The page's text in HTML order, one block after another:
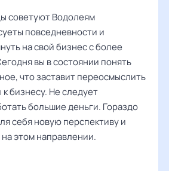
советуют Водолеям
повседневности и
на свой бизнес с более
вы в состоянии понять
что заставит переосмыслить
бизнесу. Не следует
большие деньги. Гораздо
себя новую перспективу и
этом направлении.